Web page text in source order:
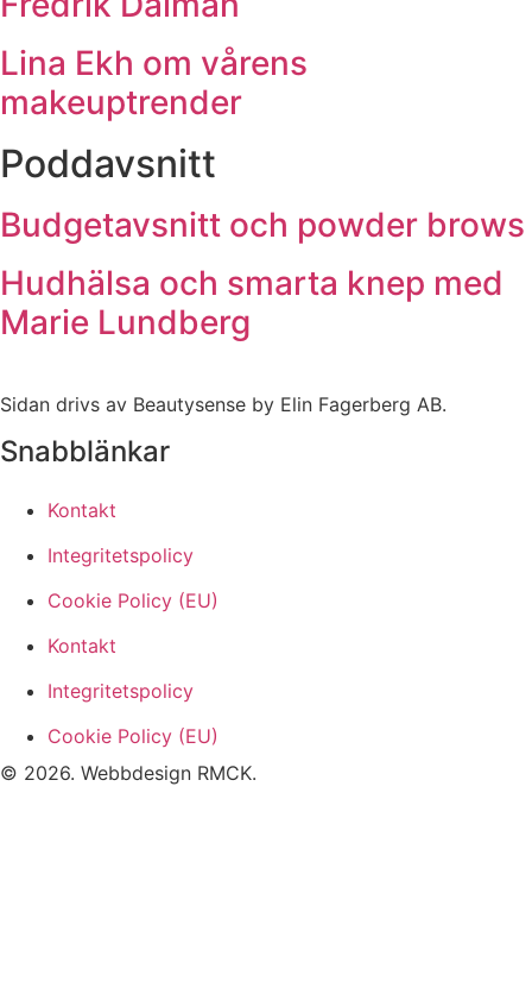
Lina Ekh om vårens
makeuptrender
Poddavsnitt
Budgetavsnitt och powder brows
Hudhälsa och smarta knep med
Marie Lundberg
Sidan drivs av Beautysense by Elin Fagerberg AB.
Snabblänkar
Kontakt
Integritetspolicy
Cookie Policy (EU)
Kontakt
Integritetspolicy
Cookie Policy (EU)
© 2026. Webbdesign RMCK.